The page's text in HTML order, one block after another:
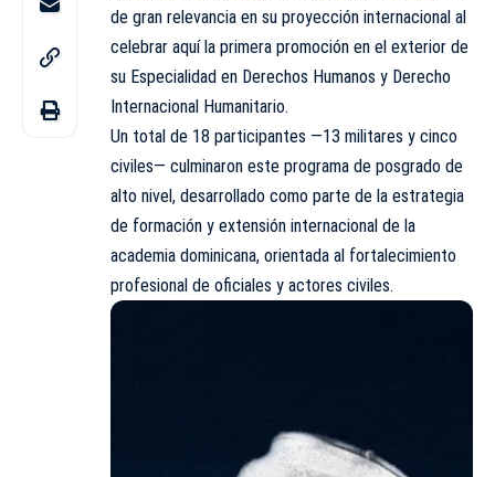
de gran relevancia en su proyección internacional al
celebrar aquí la primera promoción en el exterior de
su Especialidad en Derechos Humanos y Derecho
Internacional Humanitario.
Un total de 18 participantes —13 militares y cinco
civiles— culminaron este programa de posgrado de
alto nivel, desarrollado como parte de la estrategia
de formación y extensión internacional de la
academia dominicana, orientada al fortalecimiento
profesional de oficiales y actores civiles.